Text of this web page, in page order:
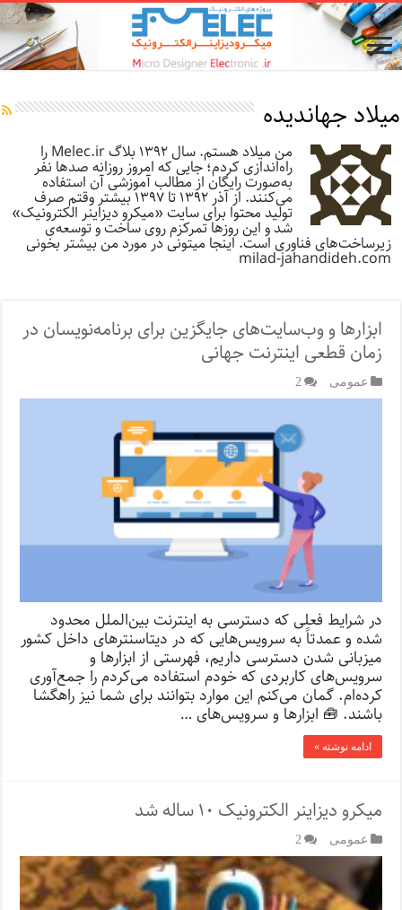
میلاد جهاندیده
من میلاد هستم. سال ۱۳۹۲ بلاگ Melec.ir را
راه‌اندازی کردم؛ جایی که امروز روزانه صدها نفر
به‌صورت رایگان از مطالب آموزشی آن استفاده
می‌کنند. از آذر ۱۳۹۲ تا ۱۳۹۷ بیشتر وقتم صرف
تولید محتوا برای سایت «میکرو دیزاینر الکترونیک»
شد و این روزها تمرکزم روی ساخت و توسعه‌ی
زیرساخت‌های فناوری است. اینجا میتونی در مورد من بیشتر بخونی
milad-jahandideh.com
ابزارها و وب‌سایت‌های جایگزین برای برنامه‌نویسان در
زمان قطعی اینترنت جهانی
عمومی 2
در شرایط فعلی که دسترسی به اینترنت بین‌الملل محدود
شده و عمدتاً به سرویس‌هایی که در دیتاسنترهای داخل کشور
میزبانی شدن دسترسی داریم، فهرستی از ابزارها و
سرویس‌های کاربردی که خودم استفاده می‌کردم را جمع‌آوری
کرده‌ام. گمان می‌کنم این موارد بتوانند برای شما نیز راهگشا
باشند. 🧰 ابزارها و سرویس‌های …
ادامه نوشته »
میکرو دیزاینر الکترونیک ۱۰ ساله شد
عمومی 2